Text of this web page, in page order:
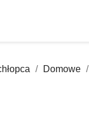
Domowe